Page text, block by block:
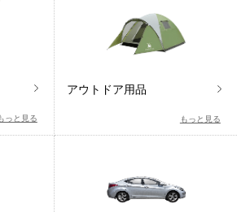
っと見る
アウトドア用品
もっと見る